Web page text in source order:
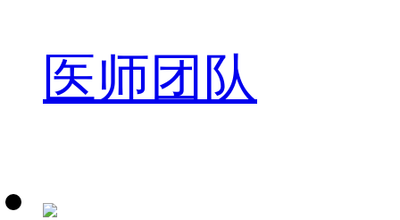
医师团队